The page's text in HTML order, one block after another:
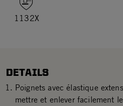
1132X
DETAILS
Poignets avec élastique
mettre et enlever facilement